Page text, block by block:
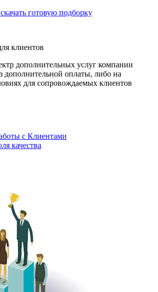
готовую подборку
клиентов
дополнительных услуг компании
оплаты, либо на
для сопровождаемых клиентов
с Клиентами
качества